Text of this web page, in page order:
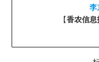
李
【香农信息